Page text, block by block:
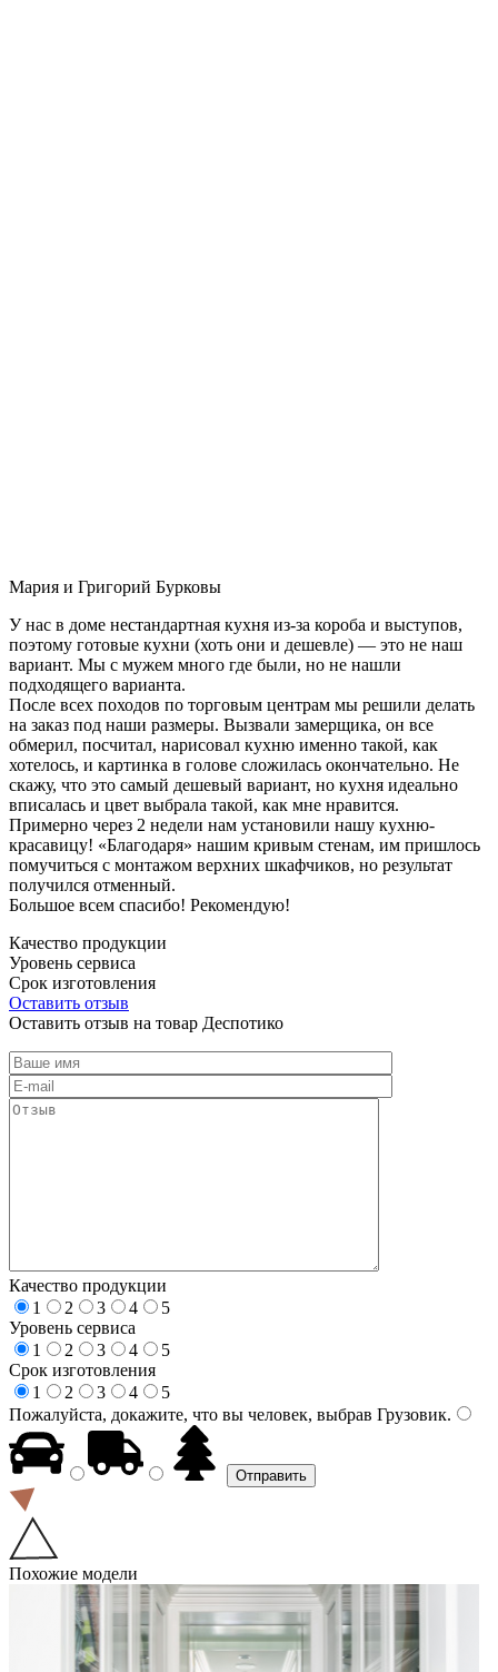
Мария и Григорий Бурковы
У нас в доме нестандартная кухня из-за короба и выступов,
поэтому готовые кухни (хоть они и дешевле) — это не наш
вариант. Мы с мужем много где были, но не нашли
подходящего варианта.
После всех походов по торговым центрам мы решили делать
на заказ под наши размеры. Вызвали замерщика, он все
обмерил, посчитал, нарисовал кухню именно такой, как
хотелось, и картинка в голове сложилась окончательно. Не
скажу, что это самый дешевый вариант, но кухня идеально
вписалась и цвет выбрала такой, как мне нравится.
Примерно через 2 недели нам установили нашу кухню-
красавицу! «Благодаря» нашим кривым стенам, им пришлось
помучиться с монтажом верхних шкафчиков, но результат
получился отменный.
Большое всем спасибо! Рекомендую!
Качество продукции
Уровень сервиса
Срок изготовления
Оставить отзыв
Оставить отзыв на товар Деспотико
Качество продукции
1
2 3 4
5
Уровень сервиса
1
2 3 4
5
Срок изготовления
1
2 3 4
5
Пожалуйста, докажите, что вы человек, выбрав Грузовик.
Похожие модели